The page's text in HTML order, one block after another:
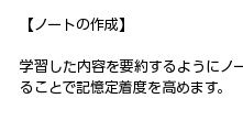
【ノートの作成】
学習した内容を要約するようにノ
ることで記憶定着度を高めます。